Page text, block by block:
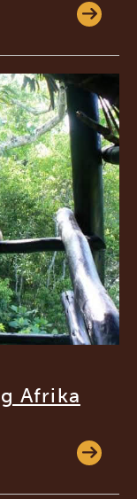
Afrika